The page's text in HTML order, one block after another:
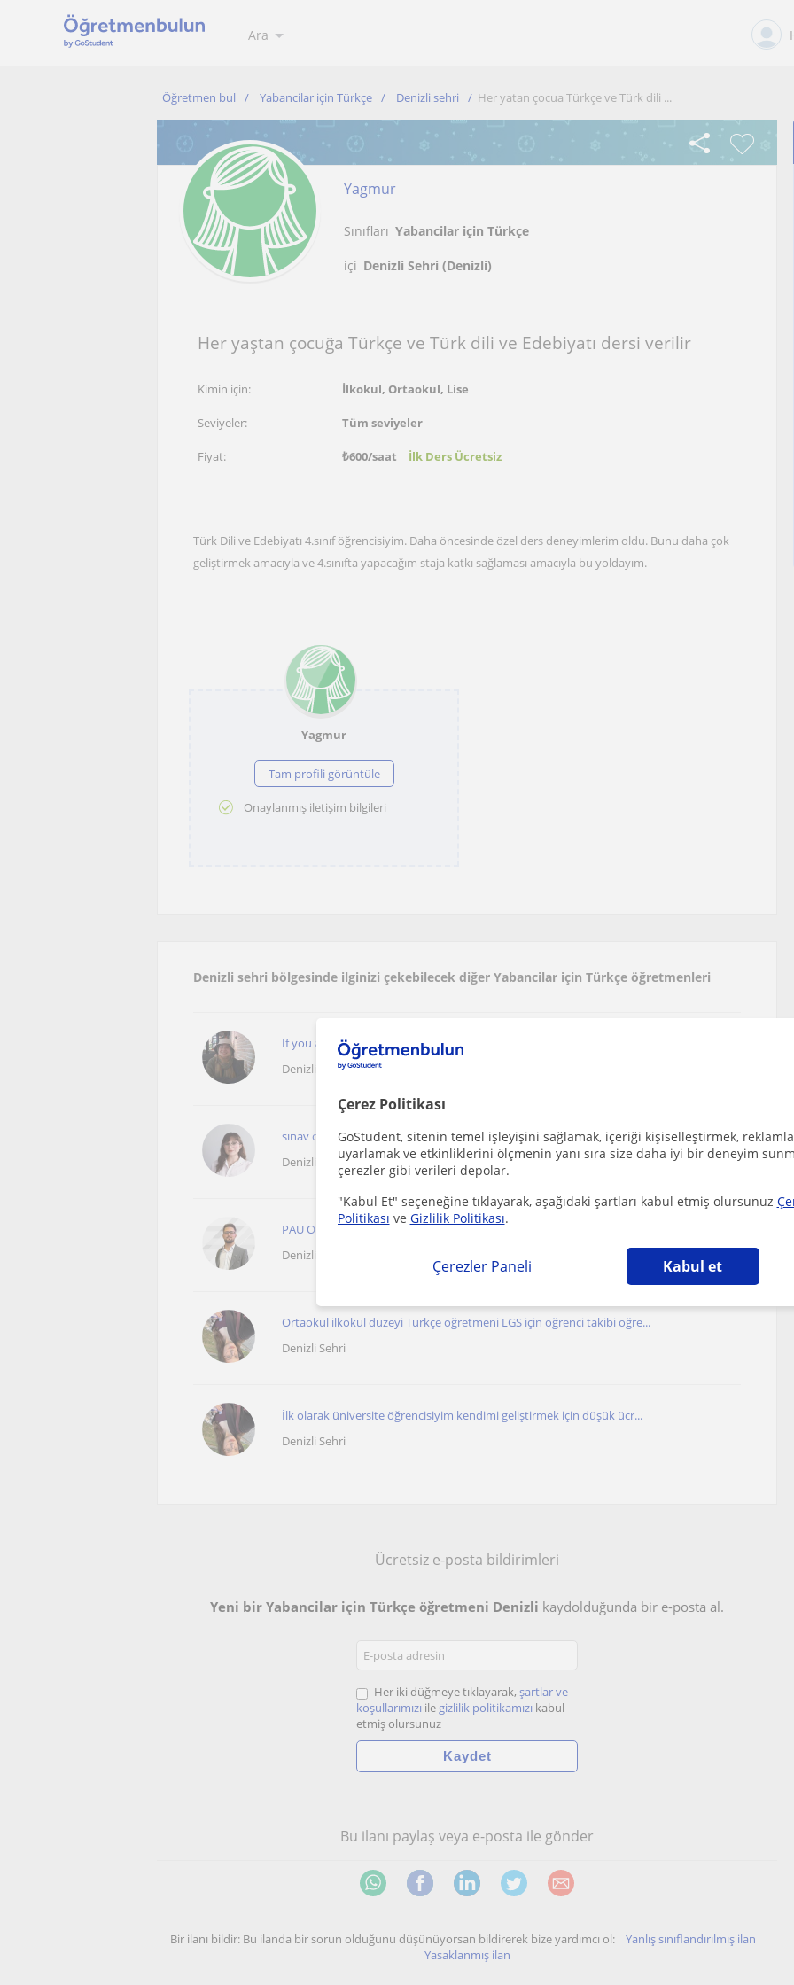
Çerez Politikası
GoStudent, sitenin temel işleyişini sağlamak, içeriği kişiselleştirmek,
uyarlamak ve etkinliklerini ölçmenin yanı sıra size daha iyi bir deneyim
çerezler gibi verileri depolar.
"Kabul Et" seçeneğine tıklayarak, aşağıdaki şartları kabul etmiş olursunuz
Politikası ve Gizlilik Politikası.
Çerezler Paneli Kabul et
Ara
Öğretmen bul Yabancilar için Türkçe Denizli sehri Her yatan çocua Türkçe ve Türk dili ...
Yagmur
Sınıfları Yabancilar için Türkçe
içi Denizli Sehri (Denizli)
Her yaştan çocuğa Türkçe ve Türk dili ve Edebiyatı dersi verilir
Kimin için: İlkokul, Ortaokul, Lise
Seviyeler: Tüm seviyeler
Fiyat: ₺600/saat İlk Ders Ücretsiz
Türk Dili ve Edebiyatı 4.sınıf öğrencisiyim. Daha öncesinde özel ders deneyimlerim oldu. Bunu daha çok
geliştirmek amacıyla ve 4.sınıfta yapacağım staja katkı sağlaması amacıyla bu yoldayım.
Yagmur
Tam profili görüntüle
Onaylanmış iletişim bilgileri
Denizli sehri bölgesinde ilginizi çekebilecek diğer Yabancilar için Türkçe öğretmenleri
If you are looking for Turkish classes from a very enthusiastic nativ...
Denizli Sehri
sınav odaklı gidip harika yerleri kazanmak istiyorsanız her daim burd...
Denizli Sehri
PAU Okul Öncesi 4. Sınıf Öğrencisinden Derece Odaklı YKS Türkçe ve Ko...
Denizli Sehri
Ortaokul ilkokul düzeyi Türkçe öğretmeni LGS için öğrenci takibi öğre...
Denizli Sehri
İlk olarak üniversite öğrencisiyim kendimi geliştirmek için düşük ücr...
Denizli Sehri
Ücretsiz e-posta bildirimleri
Yeni bir Yabancilar için Türkçe öğretmeni Denizli kaydolduğunda bir e-posta al.
Her iki düğmeye tıklayarak, şartlar ve
koşullarımızı ile gizlilik politikamızı kabul
etmiş olursunuz
Bu ilanı paylaş veya e-posta ile gönder
Bir ilanı bildir: Bu ilanda bir sorun olduğunu düşünüyorsan bildirerek bize yardımcı ol: Yanlış sınıflandırılmış ilan
Yasaklanmış ilan